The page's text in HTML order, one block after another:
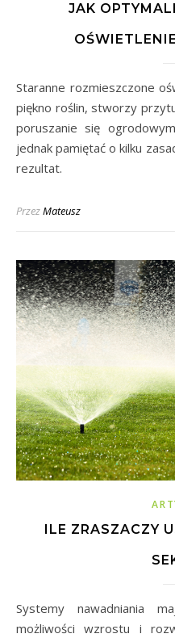
JAK
Staranne rozmieszczone oświetlenie w ogrodzie uwydatni
piękno roślin, stworzy
poruszanie się
jednak pamiętać o kilku
rezultat.
PrzezMateusz
ILE ZRASZACZY
Systemy nawadniania mają ogromne znaczenie dla
możliwości wzrostu i